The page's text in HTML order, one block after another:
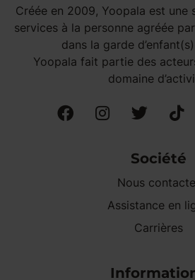
Créée en 2009, Yoopala est une
services à la personne agréée
dans la garde
Yoopala fait partie des
domaine
Société
Nous
Assistance en
Carrières